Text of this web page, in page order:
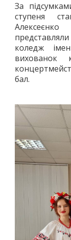
КІКБОКСИНГ
ДЗЮДО
ВІЛЬНА БОРОТЬБА
КАРАТЕ
АЙКІДО
ФРІФАЙТ
ХАПКІДО
КОМБАТАН
ЛЕГКА АТЛЕТИКА
БІГ
ХОДЬБА
СТРИБКИ ТА
ТЕНІС
НАСТІЛЬНИЙ
ВОДНІ ВИДИ
За
ступеня
коледж
вихованок
бал.